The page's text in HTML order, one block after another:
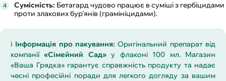
Сумісність: Бетагард чудово працює в суміші з гербіцидами
проти злакових бур'янів (грамініцидами).
ℹ️ Інформація про пакування: Оригінальний препарат від
компанії«Сімейний Сад»у флаконі 100 мл. Магазин
«Ваша Грядка» гарантує справжність продукту та надає
чесні професійні поради для легкого догляду за вашим